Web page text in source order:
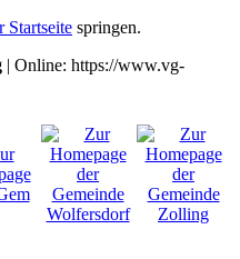
Startseite springen.
| Online: https://www.vg-